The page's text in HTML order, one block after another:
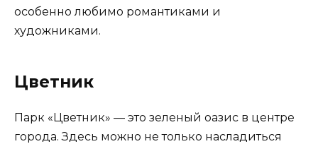
особенно любимо романтиками и
художниками.
Цветник
Парк «Цветник» — это зеленый оазис в центре
города. Здесь можно не только насладиться